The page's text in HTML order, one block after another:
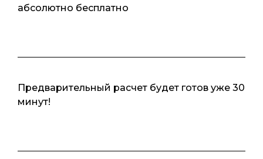
абсолютно бесплатно
Предварительный расчет будет готов уже 30
минут!